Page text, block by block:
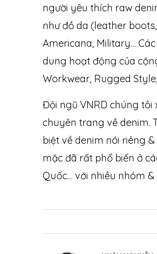
người yêu thích raw
như đồ da (leather
Americana, Military…
dung hoạt động của
Workwear, Rugged
Đội ngũ VNRD chúng
chuyên trang về denim.
biệt về denim nói riêng
mặc đã rất phổ biến ở
Quốc… với nhiều nhóm